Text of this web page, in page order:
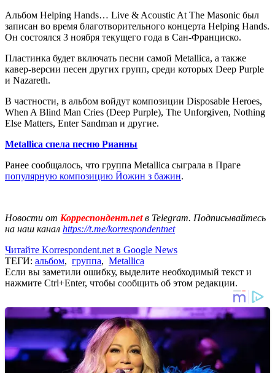
Альбом Helping Hands… Live & Acoustic At The Masonic был
записан во время благотворительного концерта Helping Hands.
Он состоялся 3 ноября текущего года в Сан-Франциско.
Пластинка будет включать песни самой Metallica, а также
кавер-версии песен других групп, среди которых Deep Purple
и Nazareth.
В частности, в альбом войдут композиции Disposable Heroes,
When A Blind Man Cries (Deep Purple), The Unforgiven, Nothing
Else Matters, Enter Sandman и другие.
Metallica спела песню Рианны
Ранее сообщалось, что группа Metallica сыграла в Праге
популярную композицию Йожин з бажин.
Новости от Корреспондент.netв Telegram. Подписывайтесь
на наш канал https://t.me/korrespondentnet
Читайте Korrespondent.net в Google News
ТЕГИ: альбом, группа, Metallica
Если вы заметили ошибку, выделите необходимый текст и
нажмите Ctrl+Enter, чтобы сообщить об этом редакции.